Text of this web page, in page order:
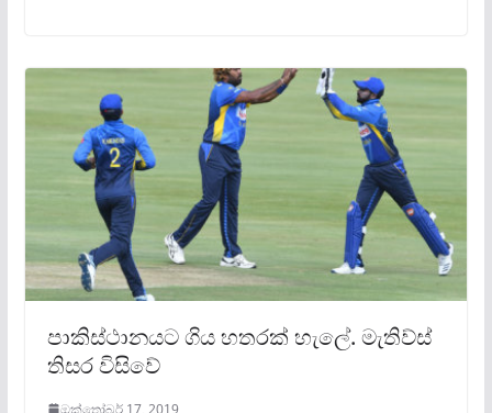
පාකිස්ථානයට ගිය හතරක් හැලේ. මැතිව්ස්
තිසර විසිවේ
ඔක්තෝබර් 17, 2019